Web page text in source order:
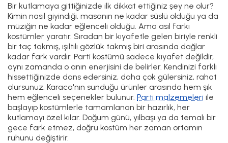
Bir kutlamaya gittiğinizde ilk dikkat ettiğiniz şey ne olur?
Kimin nasıl giyindiği, masanın ne kadar süslü olduğu ya da
müziğin ne kadar eğlenceli olduğu. Ama asıl farkı
kostümler yaratır. Sıradan bir kıyafetle gelen biriyle renkli
bir taç takmış, ışıltılı gözlük takmış biri arasında dağlar
kadar fark vardır. Parti kostümü sadece kıyafet değildir,
aynı zamanda o anın enerjisini de belirler. Kendinizi farklı
hissettiğinizde dans edersiniz, daha çok gülersiniz, rahat
olursunuz. Karaca'nın sunduğu ürünler arasında hem şık
hem eğlenceli seçenekler bulunur. Parti malzemeleri ile
başlayıp kostümlerle tamamlanan bir hazırlık, her
kutlamayı özel kılar. Doğum günü, yılbaşı ya da temalı bir
gece fark etmez, doğru kostüm her zaman ortamın
ruhunu değiştirir.